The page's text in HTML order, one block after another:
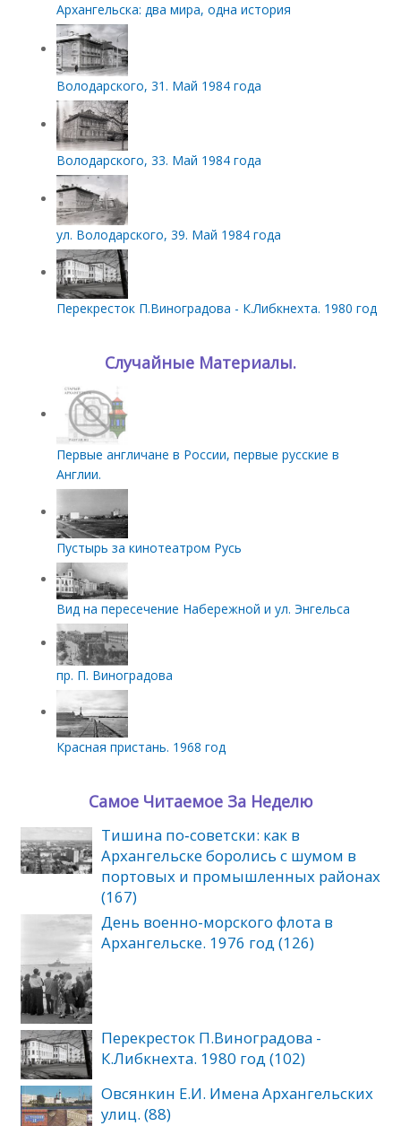
Архангельска: два мира, одна история
Володарского, 31. Май 1984 года
Володарского, 33. Май 1984 года
ул. Володарского, 39. Май 1984 года
Перекресток П.Виноградова - К.Либкнехта. 1980 год
Случайные Материалы.
Первые англичане в России, первые русские в
Англии.
Пустырь за кинотеатром Русь
Вид на пересечение Набережной и ул. Энгельса
пр. П. Виноградова
Красная пристань. 1968 год
Самое Читаемое За Неделю
Тишина по‑советски: как в
Архангельске боролись с шумом в
портовых и промышленных районах
(167)
День военно-морского флота в
Архангельске. 1976 год (126)
Перекресток П.Виноградова -
К.Либкнехта. 1980 год (102)
Овсянкин Е.И. Имена Архангельских
улиц. (88)